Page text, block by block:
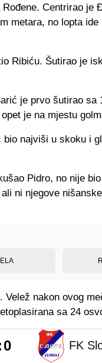
Centrirao je
metara, no lopta ide
Ribiću. Šutirao je
je prvo šutirao sa
je na mjestu
najviši u skoku i
Pidro, no nije
ni njegove
nakon ovog
sa 24
FK
0